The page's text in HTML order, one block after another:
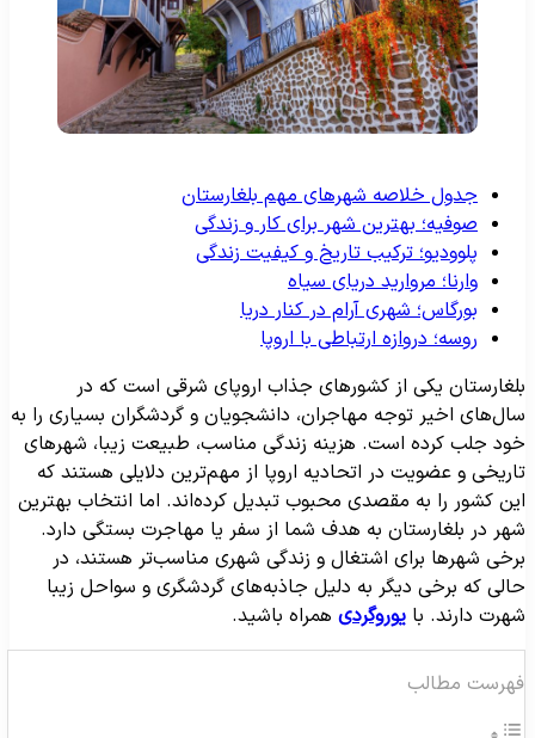
جدول خلاصه شهرهای مهم بلغارستان
صوفیه؛ بهترین شهر برای کار و زندگی
پلوودیو؛ ترکیب تاریخ و کیفیت زندگی
وارنا؛ مروارید دریای سیاه
بورگاس؛ شهری آرام در کنار دریا
روسه؛ دروازه ارتباطی با اروپا
یکی از کشورهای جذاب اروپای شرقی است که در
اخیر توجه مهاجران، دانشجویان و گردشگران بسیاری را به
جلب کرده است. هزینه زندگی مناسب، طبیعت زیبا، شهرهای
و عضویت در اتحادیه اروپا از مهم‌ترین دلایلی هستند که
کشور را به مقصدی محبوب تبدیل کرده‌اند. اما انتخاب بهترین
در بلغارستان به هدف شما از سفر یا مهاجرت بستگی دارد.
شهرها برای اشتغال و زندگی شهری مناسب‌تر هستند، در
که برخی دیگر به دلیل جاذبه‌های گردشگری و سواحل زیبا
دارند. بایوروگردیهمراه باشید.
مطالب